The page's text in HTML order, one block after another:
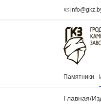
Памятники
Главная/